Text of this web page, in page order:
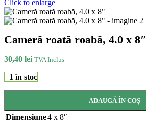
Click to enlarge
Cameră roată roabă, 4.0 x 8″
30,40 lei TVA Inclus
1 în stoc
ADAUGĂ ÎN COȘ
Dimensiune4 x 8″